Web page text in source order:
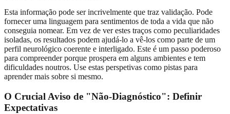
Esta informação pode ser incrivelmente que traz validação. Pode
fornecer uma linguagem para sentimentos de toda a vida que não
conseguia nomear. Em vez de ver estes traços como peculiaridades
isoladas, os resultados podem ajudá-lo a vê-los como parte de um
perfil neurológico coerente e interligado. Este é um passo poderoso
para compreender porque prospera em alguns ambientes e tem
dificuldades noutros. Use estas perspetivas como pistas para
aprender mais sobre si mesmo.
O Crucial Aviso de "Não-Diagnóstico": Definir
Expectativas